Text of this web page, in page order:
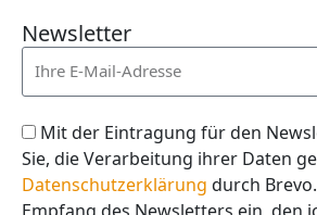
Newsletter
Mit der Eintragung für den
Sie, die Verarbeitung ihrer Daten
Datenschutzerklärung durch
Empfang des Newsletters ein, den